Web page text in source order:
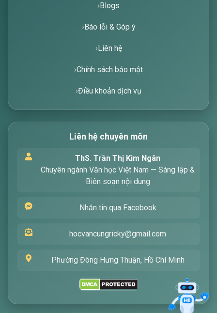
tìm kiếm các bài viết về văn học. Hãy nhập từ
khóa mà bạn quan tâm, tôi sẽ giúp bạn ngay
Blogs
Báo lỗi & Góp ý
Liên hệ
Chính sách bảo mật
Điều khoản dịch vụ
Liên hệ chuyên môn
ThS. Trần Thị Kim Ngân
Chuyên ngành Văn học Việt Nam — Sáng lập &
Biên soạn nội dung
Nhắn tin qua Facebook
hocvancungricky@gmail.com
Phường Đông Hưng Thuận, Hồ Chí Minh